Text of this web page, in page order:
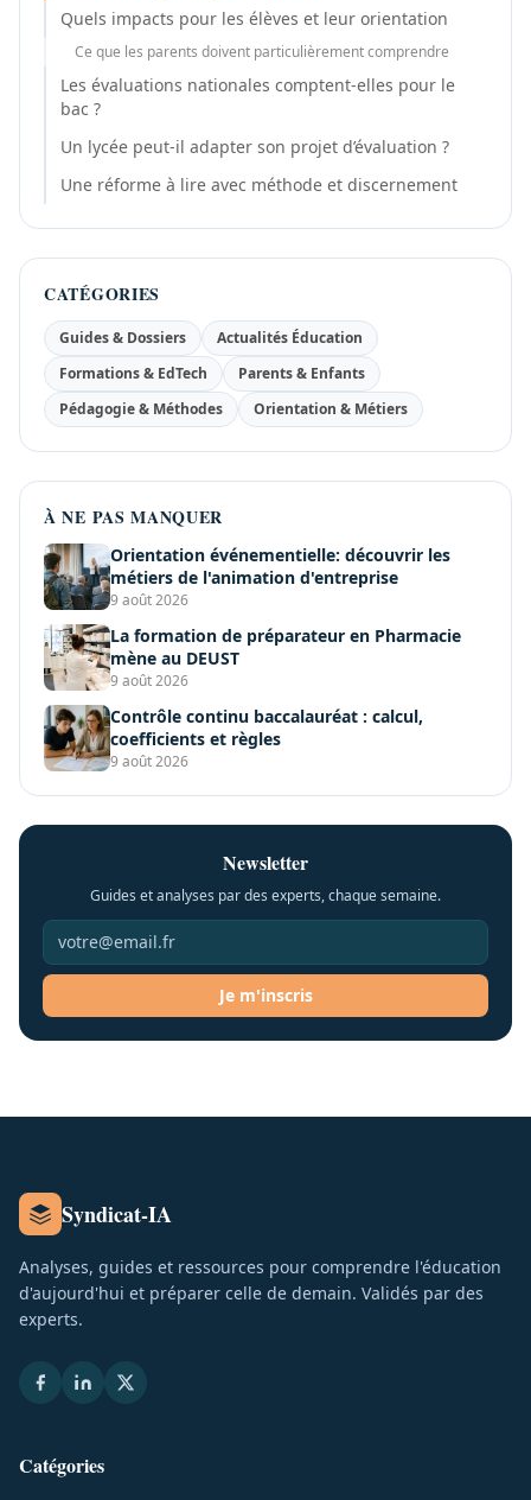
Quels impacts pour les élèves et leur orientation
Ce que les parents doivent particulièrement comprendre
Les évaluations nationales comptent-elles pour le
bac ?
Un lycée peut-il adapter son projet d’évaluation ?
Une réforme à lire avec méthode et discernement
CATÉGORIES
Guides & Dossiers
Actualités Éducation
Formations & EdTech
Parents & Enfants
Pédagogie & Méthodes
Orientation & Métiers
À NE PAS MANQUER
Orientation événementielle: découvrir les
métiers de l'animation d'entreprise
9 août 2026
La formation de préparateur en Pharmacie
mène au DEUST
9 août 2026
Contrôle continu baccalauréat : calcul,
coefficients et règles
9 août 2026
Newsletter
Guides et analyses par des experts, chaque semaine.
Je m'inscris
Syndicat-IA
Analyses, guides et ressources pour comprendre l'éducation
d'aujourd'hui et préparer celle de demain. Validés par des
experts.
Catégories